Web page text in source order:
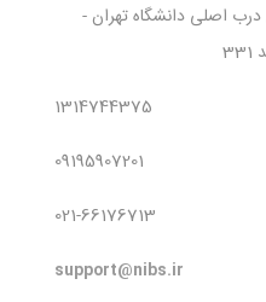
درب اصلی دانشگاه تهران -
1314744375
09195907201
021-66176713
support@nibs.ir